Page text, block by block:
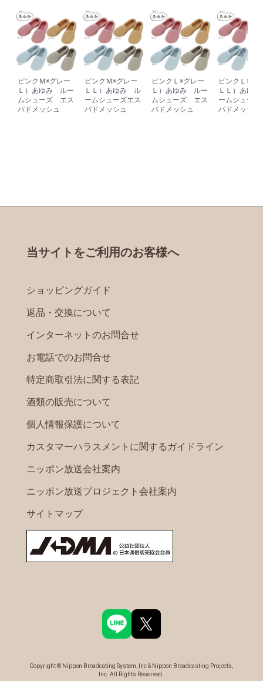
ピンクＭ×グレー
Ｌ）あゆみ ルー
ムシューズ エス
パドメッシュ
ピンクＭ×グレー
ＬＬ）あゆみ ル
ームシューズエス
パドメッシュ
ピンクＬ×グレー
Ｌ）あゆみ ルー
ムシューズ エス
パドメッシュ
ピンクＬ×グ
ＬＬ）あゆ
ームシューズ
パドメッシュ
当サイトをご利用のお客様へ
ショッピングガイド
返品・交換について
インターネットのお問合せ
お電話でのお問合せ
特定商取引法に関する表記
酒類の販売について
個人情報保護について
カスタマーハラスメントに関するガイドライン
ニッポン放送会社案内
ニッポン放送プロジェクト会社案内
サイトマップ
Copyright © Nippon Broadcating System, Inc & Nippon Broadcasting Projects,
Inc. All Rights Reserved.